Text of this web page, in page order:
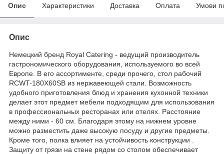
Опис Характеристики Доставка Оплата Умови
Опис
Немецкий бренд Royal Catering - ведущий производитель
гастрономического оборудования, используемого во всей
Европе. В его ассортименте, среди прочего, стол рабочий
RCWT-180X60SB из нержавеющей стали. Возможность
удобного приготовления блюд и хранения кухонной техники
делает этот предмет мебели подходящим для использования
в профессиональных ресторанах или отелях. Расстояние
между ними - 60 см. Благодаря этому на нижнем уровне
можно разместить даже высокую посуду и другие предметы.
Кроме того, полка влияет на устойчивость конструкции .
Защиту от грязи на стене рядом со столом обеспечивает